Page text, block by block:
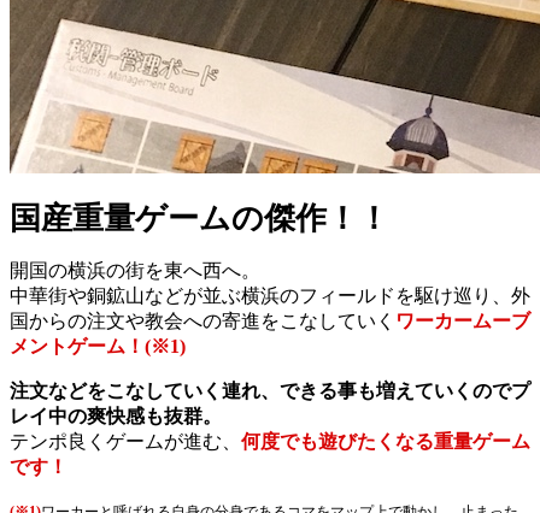
国産重量ゲームの傑作！！
開国の横浜の街を東へ西へ。
中華街や銅鉱山などが並ぶ横浜のフィールドを駆け巡り、外
国からの注文や教会への寄進をこなしていく ワーカームーブ
メントゲーム！(※1)
注文などをこなしていく連れ、できる事も増えていくのでプ
レイ中の爽快感も抜群。
テンポ良くゲームが進む、 何度でも遊びたくなる重量ゲーム
です！